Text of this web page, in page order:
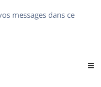
messages dans ce